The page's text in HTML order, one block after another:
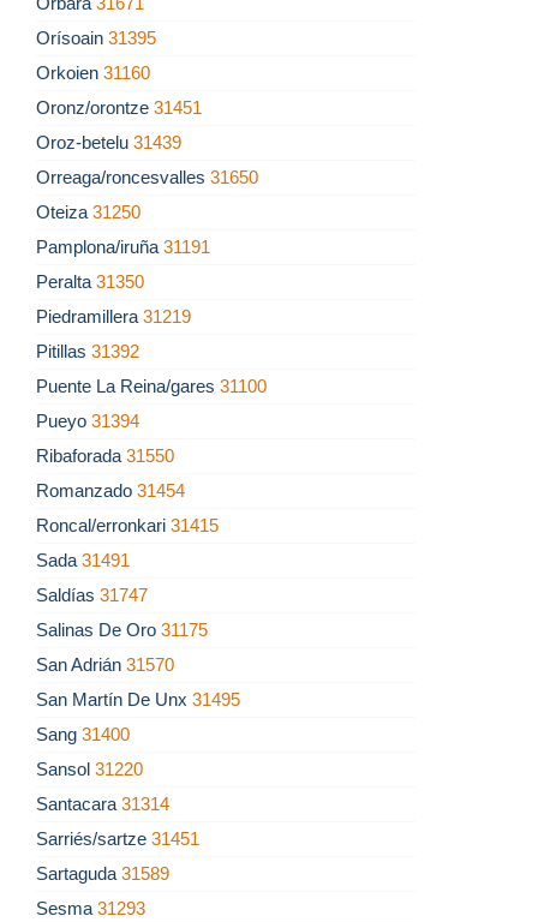
Orísoain 31395
Orkoien 31160
Oronz/orontze 31451
Oroz-betelu 31439
Orreaga/roncesvalles 31650
Oteiza 31250
Pamplona/iruña 31191
Peralta 31350
Piedramillera 31219
Pitillas 31392
Puente La Reina/gares 31100
Pueyo 31394
Ribaforada 31550
Romanzado 31454
Roncal/erronkari 31415
Sada 31491
Saldías 31747
Salinas De Oro 31175
San Adrián 31570
San Martín De Unx 31495
Sang 31400
Sansol 31220
Santacara 31314
Sarriés/sartze 31451
Sartaguda 31589
Sesma 31293